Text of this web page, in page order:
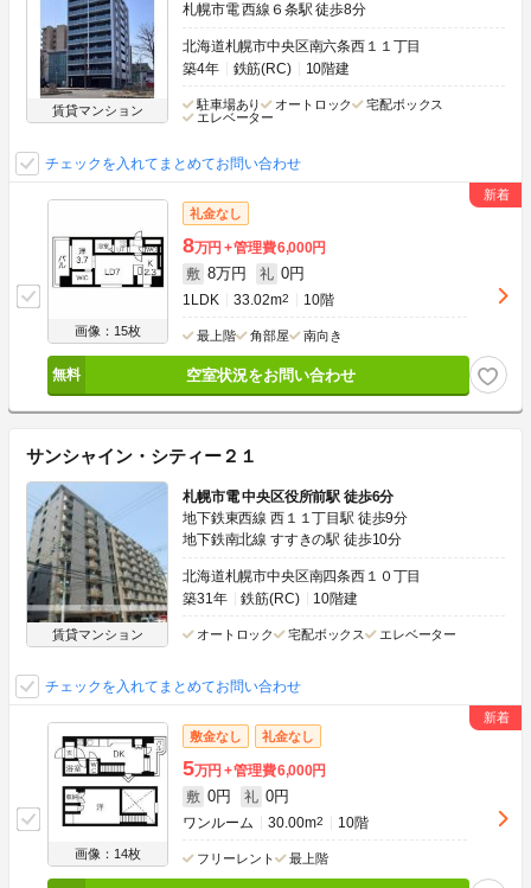
賃貸マンション
札幌市電 西線６条駅 徒歩8分
北海道札幌市中央区南六条西１１丁目
築4年
鉄筋(RC) 10階建
駐車場あり オートロック
宅配ボックス
エレベーター
チェックを入れてまとめてお問い合わせ
画像：15枚
礼金なし
8万円 管理費6,000円
敷 8万円 礼 0円
1LDK 33.02m2 10階
最上階 角部屋 南向き
空室状況をお問い合わせ
サンシャイン・シティー２１
賃貸マンション
札幌市電 中央区役所前駅 徒歩6分
地下鉄東西線 西１１丁目駅 徒歩9分
地下鉄南北線 すすきの駅 徒歩10分
北海道札幌市中央区南四条西１０丁目
築31年
鉄筋(RC) 10階建
オートロック 宅配ボックス エレベーター
チェックを入れてまとめてお問い合わせ
画像：14枚
敷金なし 礼金なし
5万円 管理費6,000円
敷 0円 礼 0円
ワンルーム 30.00m2 10階
フリーレント 最上階